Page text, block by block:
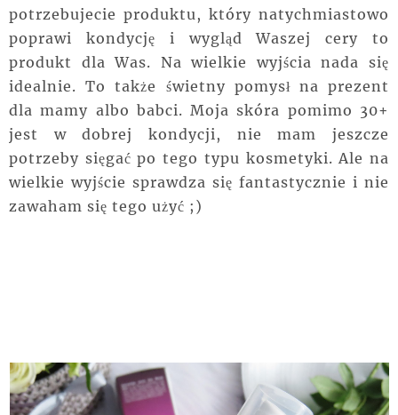
potrzebujecie produktu, który natychmiastowo
poprawi kondycję i wygląd Waszej cery to
produkt dla Was. Na wielkie wyjścia nada się
idealnie. To także świetny pomysł na prezent
dla mamy albo babci. Moja skóra pomimo 30+
jest w dobrej kondycji, nie mam jeszcze
potrzeby sięgać po tego typu kosmetyki. Ale na
wielkie wyjście sprawdza się fantastycznie i nie
zawaham się tego użyć ;)